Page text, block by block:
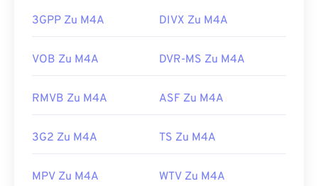
Darüber hinaus lässt sich M4A im VLC Media
Winampund einer Vielzahl anderer Programme
Entwickelt von:
IEC,Moving Pictures
Erstveröffentlichung:
2001
3GPP Zu M4A DIVX Zu M4A
VOB Zu M4A DVR-MS Zu M4A
RMVB Zu M4A ASF Zu M4A
3G2 Zu M4A TS Zu M4A
MPV Zu M4A WTV Zu M4A